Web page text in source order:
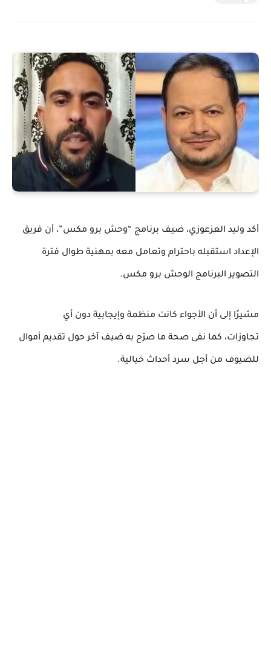
أكد وليد العزعوزي، ضيف برنامج “وحش برو مكس”، أن فريق
الإعداد استقبله باحترام وتعامل معه بمهنية طوال فترة
التصوير البرنامج الوحش برو مكس.
مشيرًا إلى أن الأجواء كانت منظمة وإيجابية دون أي
تجاوزات، كما نفى صحة ما صرّح به ضيف آخر حول تقديم أموال
للضيوف من أجل سرد أحداث خيالية.